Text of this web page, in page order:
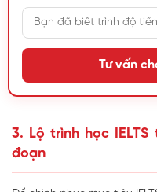
Tư vấn
3. Lộ trình học
đoạn